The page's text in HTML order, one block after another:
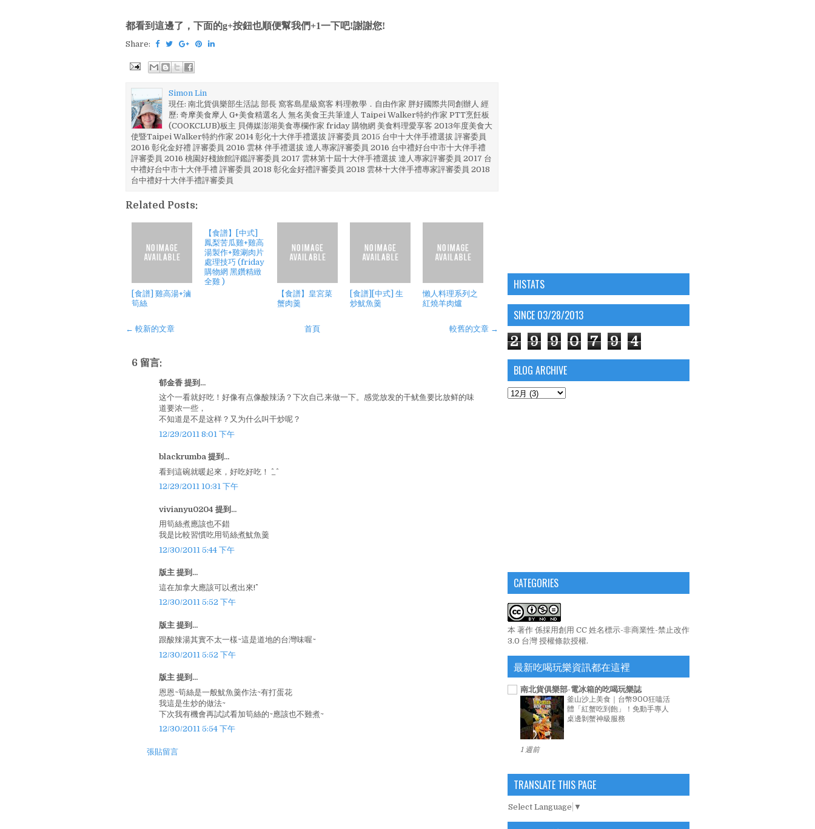
都看到這邊了，下面的g+按鈕也順便幫我們+1一下吧!謝謝您!
Share:
Simon Lin
現任: 南北貨俱樂部生活誌 部長 窩客島星級窩客 料理教學．自由作家 胖好國際共同創辦人 經
歷: 奇摩美食摩人 G+美食精選名人 無名美食王共筆達人 Taipei Walker特約作家 PTT烹飪板
(COOKCLUB)板主 貝傳媒澎湖美食專欄作家 friday 購物網 美食料理愛享客 2013年度美食大
使暨Taipei Walker特約作家 2014 彰化十大伴手禮選拔 評審委員 2015 台中十大伴手禮選拔 評審委員
2016 彰化金好禮 評審委員 2016 雲林 伴手禮選拔 達人專家評審委員 2016 台中禮好台中市十大伴手禮
評審委員 2016 桃園好棧旅館評鑑評審委員 2017 雲林第十屆十大伴手禮選拔 達人專家評審委員 2017 台
中禮好台中市十大伴手禮 評審委員 2018 彰化金好禮評審委員 2018 雲林十大伴手禮專家評審委員 2018
台中禮好十大伴手禮評審委員
Related Posts:
[食譜] 雞高湯+滷
筍絲
【食譜】[中式]
鳳梨苦瓜雞+雞高
湯製作+雞涮肉片
處理技巧 (friday
購物網 黑鑽精緻
全雞 )
【食譜】皇宮菜
蟹肉羹
[食譜][中式] 生
炒魷魚羹
懶人料理系列之
紅燒羊肉爐
← 較新的文章 較舊的文章 →
首頁
6 留言:
郁金香 提到...
这个一看就好吃！好像有点像酸辣汤？下次自己来做一下。感觉放发的干鱿鱼要比放鲜的味
道要浓一些，
不知道是不是这样？又为什么叫干炒呢？
12/29/2011 8:01 下午
blackrumba 提到...
看到這碗就暖起來，好吃好吃！ ^_^
12/29/2011 10:31 下午
vivianyu0204 提到...
用筍絲煮應該也不錯
我是比較習慣吃用筍絲煮魷魚羹
12/30/2011 5:44 下午
版主 提到...
這在加拿大應該可以煮出來!^^
12/30/2011 5:52 下午
版主 提到...
跟酸辣湯其實不太一樣~這是道地的台灣味喔~
12/30/2011 5:52 下午
版主 提到...
恩恩~筍絲是一般魷魚羹作法~有打蛋花
我這是生炒的做法~
下次我有機會再試試看加筍絲的~應該也不難煮~
12/30/2011 5:54 下午
張貼留言
HISTATS
SINCE 03/28/2013
2 9 9 0 7 9 4
BLOG ARCHIVE
CATEGORIES
本 著作 係採用創用 CC 姓名標示-非商業性-禁止改作
3.0 台灣 授權條款授權.
最新吃喝玩樂資訊都在這裡
南北貨俱樂部-電冰箱的吃喝玩樂誌
釜山沙上美食｜台幣900狂嗑活
體「紅蟹吃到飽」！免動手專人
桌邊剝蟹神級服務
1 週前
TRANSLATE THIS PAGE
Select Language ▼